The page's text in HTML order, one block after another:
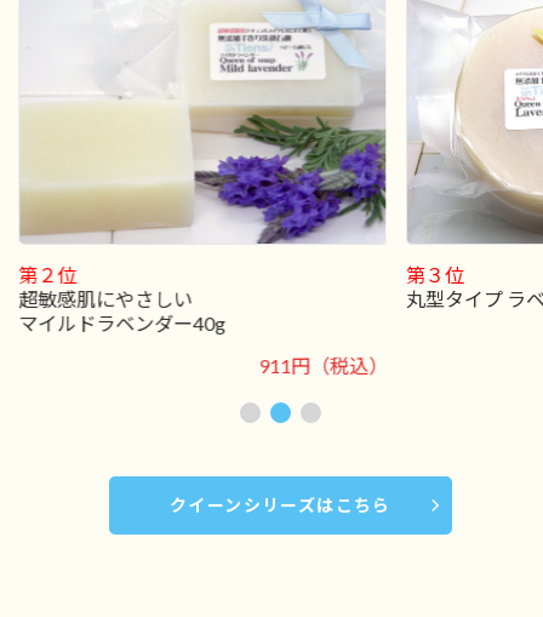
第３位
丸型タイプ ラベンダーハニー80g
第１位
アンティアン
クイーンシリーズはこちら